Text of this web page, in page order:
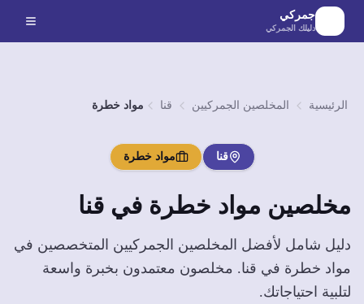
الانتقال إلى المحتوى الرئيسي
جمركي
دليلك الجمركي
الرئيسية المخلصين الجمركيين قنا مواد خطرة
قنا مواد خطرة
مخلصين مواد خطرة في قنا
دليل شامل لأفضل المخلصين الجمركيين المتخصصين في
مواد خطرة في قنا. مخلصون معتمدون بخبرة واسعة
لتلبية احتياجاتك.